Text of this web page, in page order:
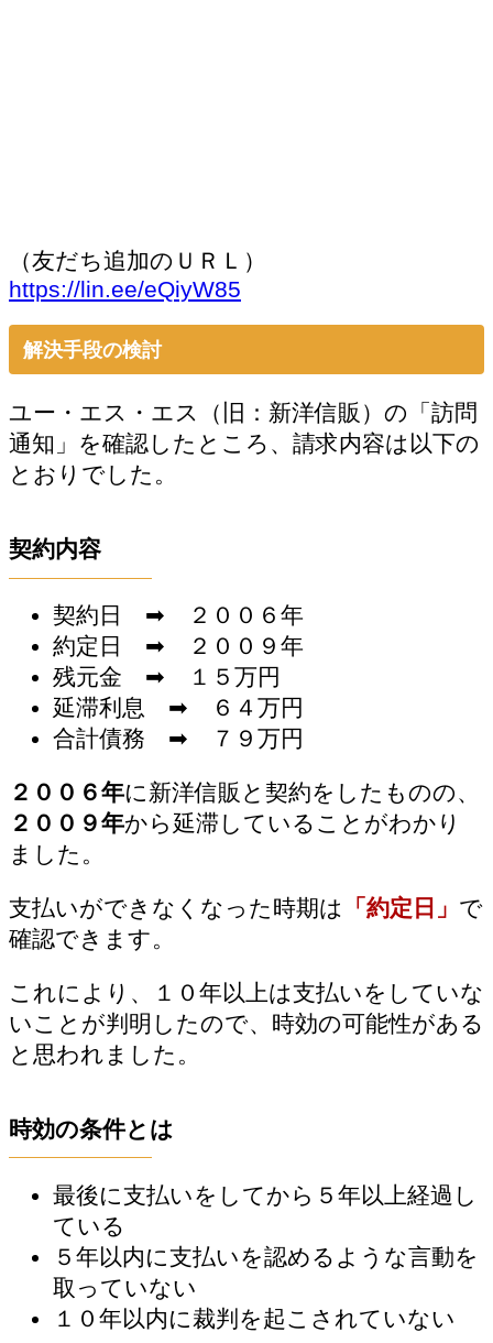
（友だち追加のＵＲＬ）
https://lin.ee/eQiyW85
解決手段の検討
ユー・エス・エス（旧：新洋信販）の「訪問
通知」を確認したところ、請求内容は以下の
とおりでした。
契約内容
契約日 ➡ ２００６年
約定日 ➡ ２００９年
残元金 ➡ １５万円
延滞利息 ➡ ６４万円
合計債務 ➡ ７９万円
２００６年に新洋信販と契約をしたものの、
２００９年から延滞していることがわかり
ました。
支払いができなくなった時期は 「約定日」 で
確認できます。
これにより、１０年以上は支払いをしていな
いことが判明したので、時効の可能性がある
と思われました。
時効の条件とは
最後に支払いをしてから５年以上経過し
ている
５年以内に支払いを認めるような言動を
取っていない
１０年以内に裁判を起こされていない